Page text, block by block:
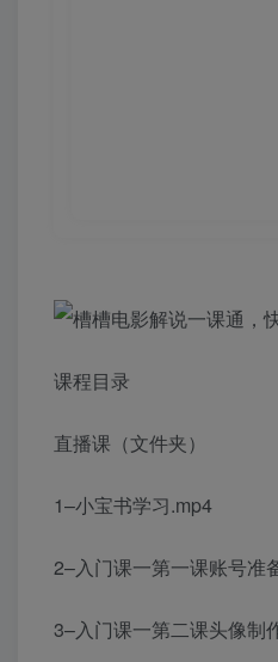
课程目录
直播课（文件夹）
1–小宝书学习.mp4
2–入门课一第一课账号准
3–入门课一第二课头像制